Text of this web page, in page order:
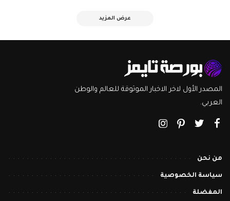
عرض المزيد
المصدر الأول لاخر الاخبار الموثوقة للعالم والوطن
العربي.
من نحن
سياسة الخصوصية
المفضلة